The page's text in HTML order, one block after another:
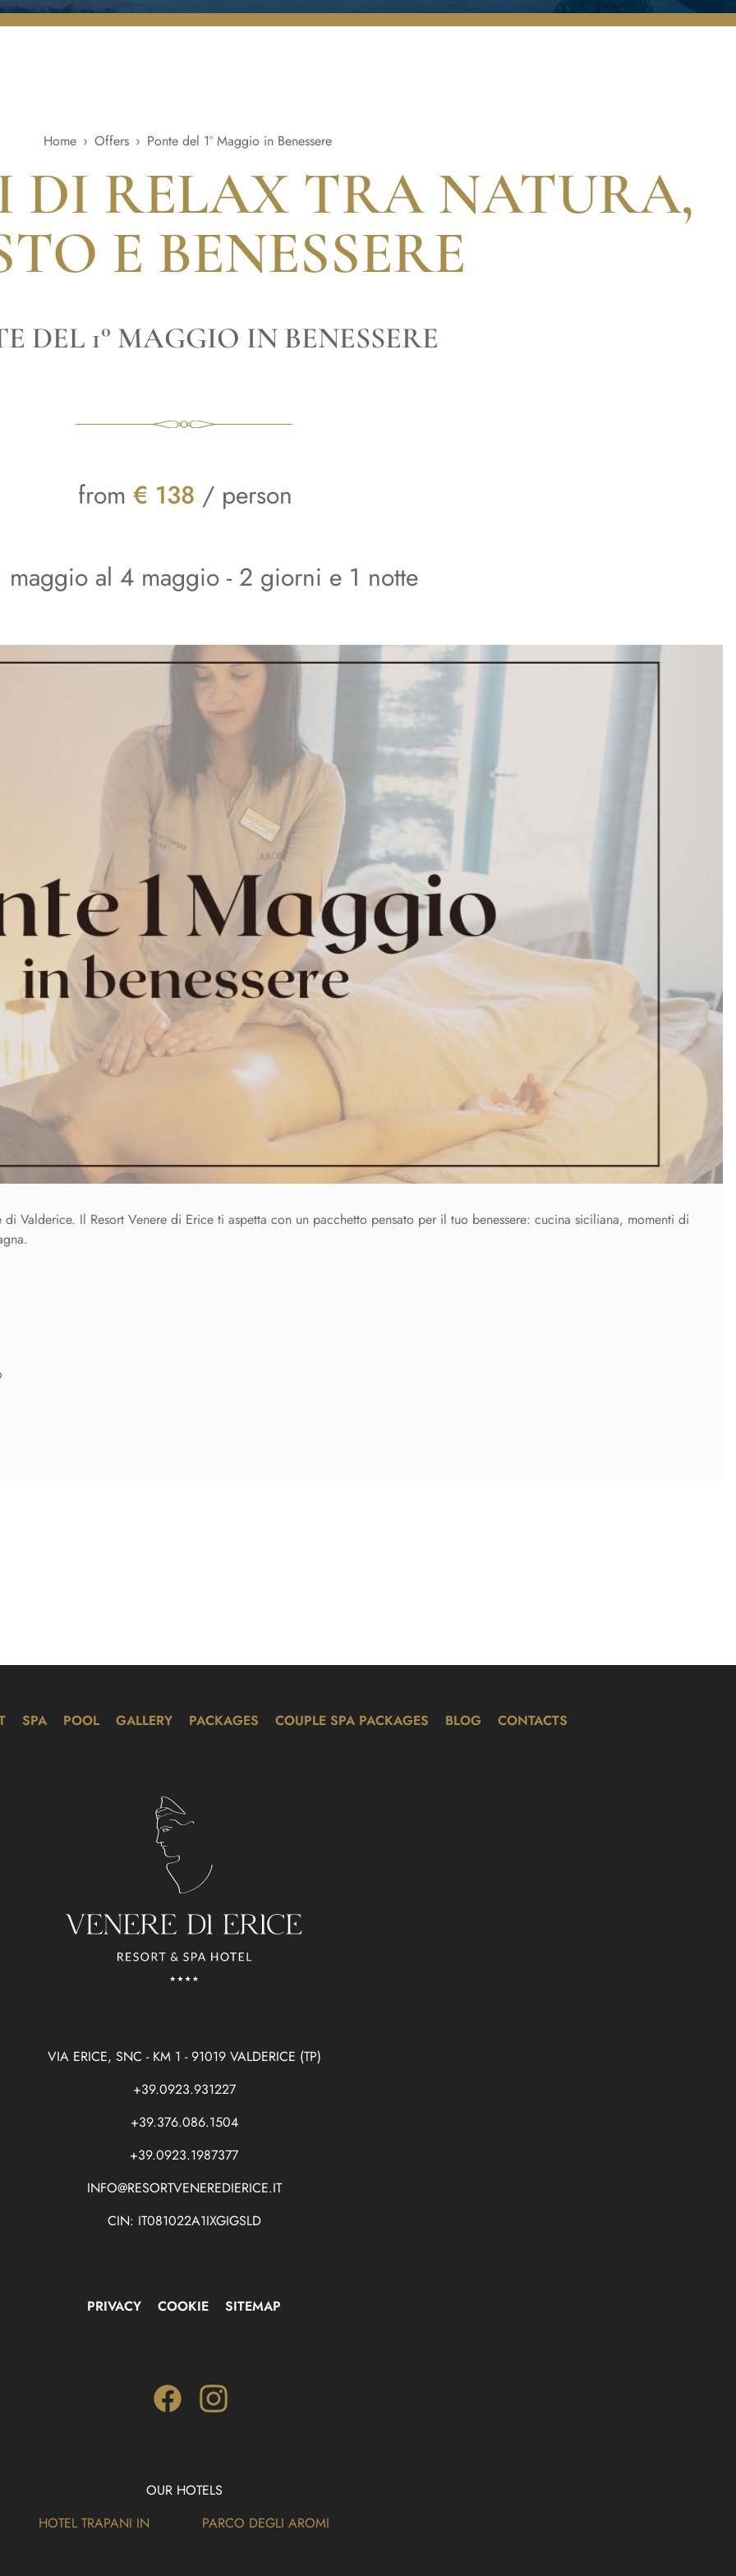
Home › Offers › Ponte del 1° Maggio in Benessere
DI RELAX TRA NATURA,
E BENESSERE
DEL 1° MAGGIO IN BENESSERE
from € 138 / person
maggio al 4 maggio - 2 giorni e 1 notte
Valderice. Il Resort Venere di Erice ti aspetta con un pacchetto pensato per il tuo benessere: cucina siciliana, momenti di
SPA POOL GALLERY PACKAGES COUPLE SPA PACKAGES BLOG CONTACTS
VIA ERICE, SNC - KM 1 - 91019 VALDERICE (TP)
+39.0923.931227
+39.376.086.1504
+39.0923.1987377
INFO@RESORTVENEREDIERICE.IT
CIN: IT081022A1IXGIGSLD
PRIVACY COOKIE SITEMAP
Facebook
OUR HOTELS
HOTEL TRAPANI IN
PARCO DEGLI AROMI